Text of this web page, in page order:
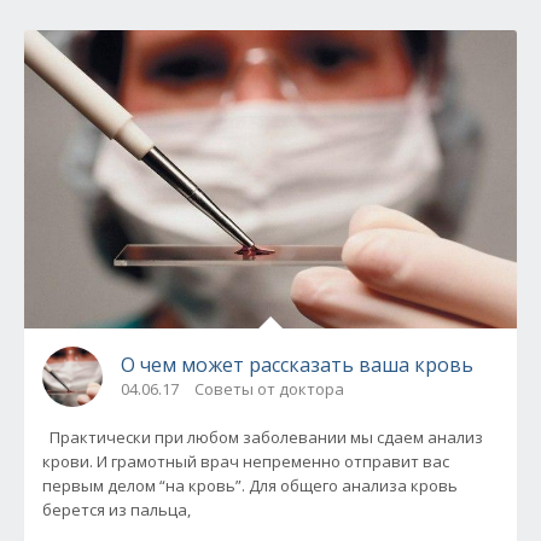
О чем может рассказать ваша кровь
04.06.17 Советы от доктора
Практически при любом заболевании мы сдаем анализ
крови. И грамотный врач непременно отправит вас
первым делом “на кровь”. Для общего анализа кровь
берется из пальца,